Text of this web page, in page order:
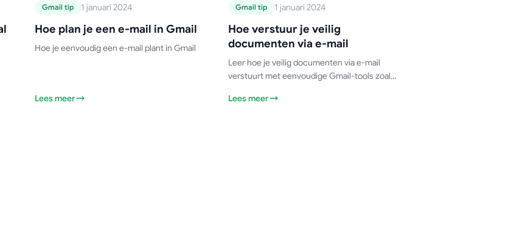
Hoe plan je een e-
mail in Gmail
Gmail-handleiding
Gmail tip 1 januari 2024
Hoe plan je een e-mail in Gmail
Hoe je eenvoudig een e-mail plant in Gmail
Lees meer
Hoe verstuur je
veilig documenten
via e-mail
Gmail-handleiding
Gmail tip 1 januari 2024
Hoe verstuur je veilig
documenten via e-mail
Leer hoe je veilig documenten via e-mail
verstuurt met eenvoudige Gmail-tools zoals
machtigingen en meer. Bescherm
Lees meer